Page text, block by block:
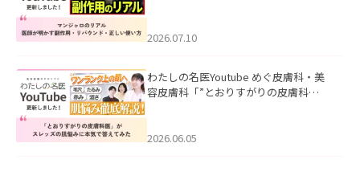
た。
2026.07.10
わたしの名医Youtube めぐ皮膚科・美
容皮膚科「”とおりすがりの皮膚科
2026.06.05